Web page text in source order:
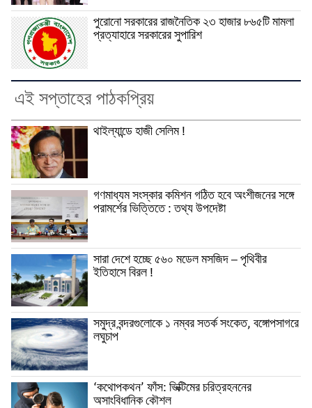
পুরোনো সরকারের রাজনৈতিক ২৩ হাজার ৮৬৫টি মামলা
প্রত্যাহারে সরকারের সুপারিশ
এই সপ্তাহের পাঠকপ্রিয়
থাইল্যান্ডে হাজী সেলিম !
গণমাধ্যম সংস্কার কমিশন গঠিত হবে অংশীজনের সঙ্গে
পরামর্শের ভিত্তিতে : তথ্য উপদেষ্টা
সারা দেশে হচ্ছে ৫৬০ মডেল মসজিদ – পৃথিবীর
ইতিহাসে বিরল !
সমুদ্র বন্দরগুলোকে ১ নম্বর সতর্ক সংকেত, বঙ্গোপসাগরে
লঘুচাপ
‘কথোপকথন’ ফাঁস: ভিক্টিমের চরিত্রহননের
অসাংবিধানিক কৌশল